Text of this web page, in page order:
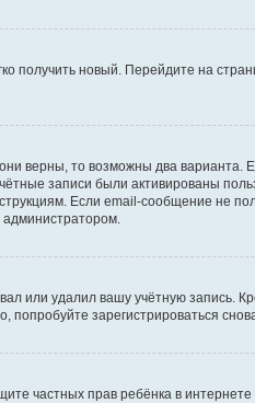
получить новый. Перейдите на
верны, то возможны два варианта.
записи были активированы
Если email-сообщение не
администратором.
или удалил вашу учётную
зарегистрироваться снова
частных прав ребёнка в